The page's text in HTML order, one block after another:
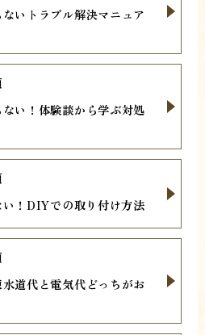
いトラブル解決マニュア
い！体験談から学ぶ対処
！DIYでの取り付け方法
道代と電気代どっちがお